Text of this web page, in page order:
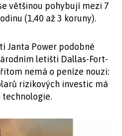
většinou pohybují mezi 7
(1,40 až 3 koruny).
Janta Power podobné
letišti Dallas-Fort-
nemá o peníze nouzi:
rizikových investic má